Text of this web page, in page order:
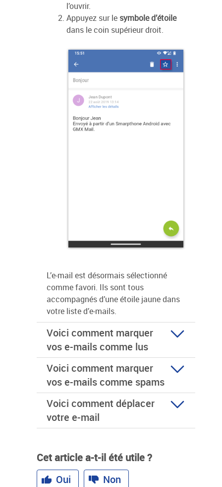
l’ouvrir.
Appuyez sur le symbole d’étoile
dans le coin supérieur droit.
L’e-mail est désormais sélectionné
comme favori. Ils sont tous
accompagnés d’une étoile jaune dans
votre liste d’e-mails.
Voici comment marquer
vos e-mails comme lus
Voici comment marquer
vos e-mails comme spams
Voici comment déplacer
votre e-mail
Cet article a-t-il été utile ?
Oui
Non